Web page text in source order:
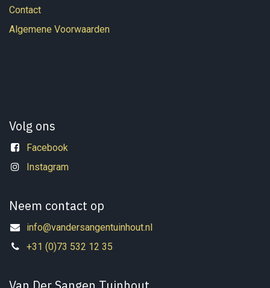
Contact
Algemene Voorwaarden
Volg ons
Facebook
Instagram
Neem contact op
info@vandersangentuinhout.nl
+31 (0)73 532 12 35